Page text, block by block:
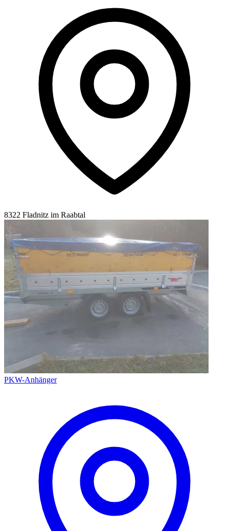
8322 Fladnitz im Raabtal
PKW-Anhänger